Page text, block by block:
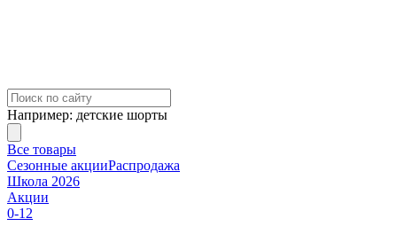
Например: детские шорты
Все товары
Сезонные акцииРаспродажа
Школа 2026
Акции
0-12